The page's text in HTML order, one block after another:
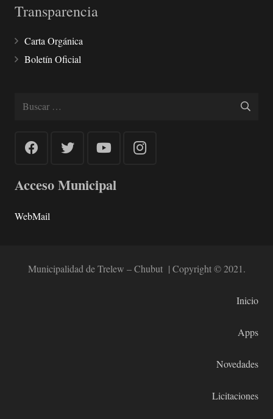
Transparencia
Carta Orgánica
Boletín Oficial
Buscar:
Acceso Municipal
WebMail
Municipalidad de Trelew – Chubut | Copyright © 2021.
Inicio
Apps
Novedades
Licitaciones